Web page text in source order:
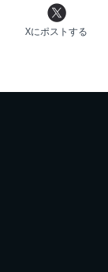
Xにポストする